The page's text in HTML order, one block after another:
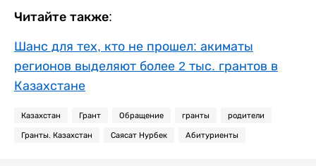
Читайте также:
Шанс для тех, кто не прошел: акиматы
регионов выделяют более 2 тыс. грантов в
Казахстане
Казахстан Грант Обращение гранты родители
Гранты. Казахстан Саясат Нурбек Абитуриенты